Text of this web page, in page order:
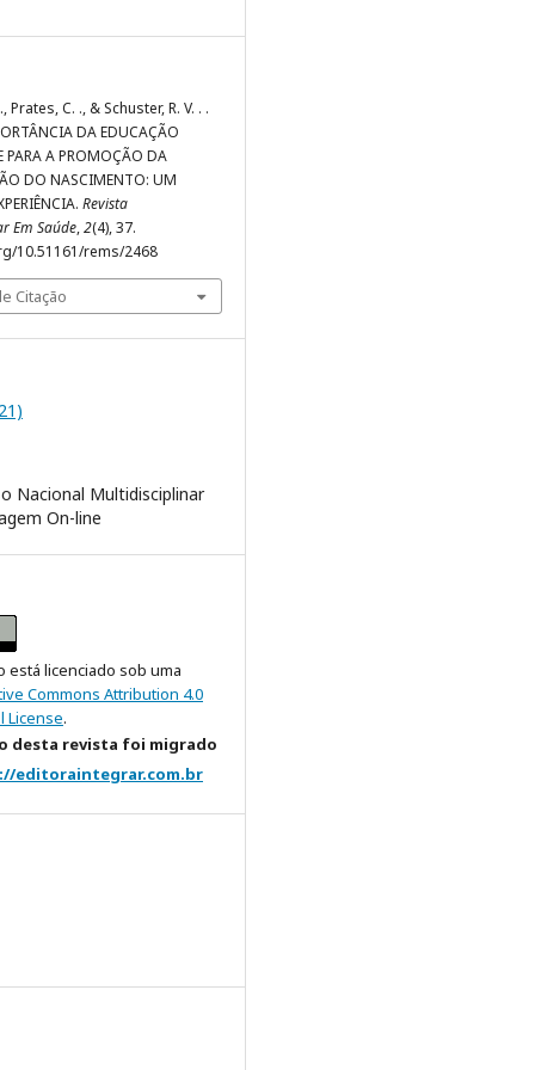
Prates, C. ., & Schuster, R. V. . .
DA EDUCAÇÃO
PARA A PROMOÇÃO DA
DO NASCIMENTO: UM
Revista
Em Saúde,2(4), 37.
10.51161/rems/2468
Citação
Nacional Multidisciplinar
On-line
está licenciado sob uma
Commons Attribution 4.0
License.
desta revista foi migrado
editoraintegrar.com.br